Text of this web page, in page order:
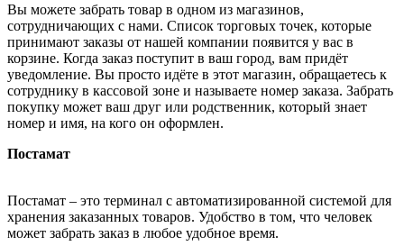
Вы можете забрать товар в одном из магазинов,
сотрудничающих с нами. Список торговых точек, которые
принимают заказы от нашей компании появится у вас в
корзине. Когда заказ поступит в ваш город, вам придёт
уведомление. Вы просто идёте в этот магазин, обращаетесь к
сотруднику в кассовой зоне и называете номер заказа. Забрать
покупку может ваш друг или родственник, который знает
номер и имя, на кого он оформлен.
Постамат
Постамат – это терминал с автоматизированной системой для
хранения заказанных товаров. Удобство в том, что человек
может забрать заказ в любое удобное время.